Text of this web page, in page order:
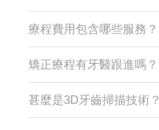
療程費用包含哪些服務？
矯正療程有牙醫跟進嗎？
甚麼是3D牙齒掃描技術？